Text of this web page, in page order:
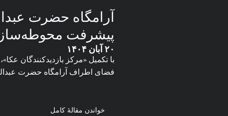
آرامگاه حضرت
پیشرفت
۲۰ آبان ۱۴۰۴
با تکمیل «مرکز بازدیدکنندگان
فضای اطراف آرامگاه حضرت
خواندن مقالهٔ کامل